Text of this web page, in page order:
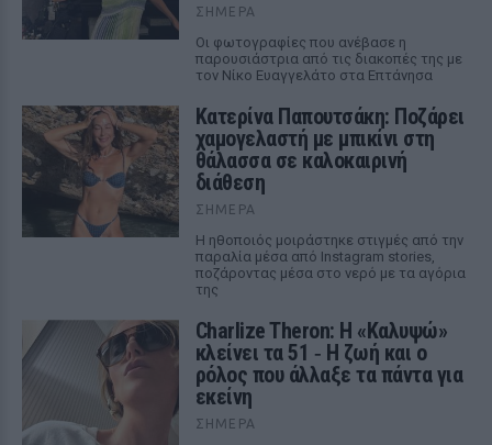
ΣΉΜΕΡΑ
Οι φωτογραφίες που ανέβασε η
παρουσιάστρια από τις διακοπές της με
τον Νίκο Ευαγγελάτο στα Επτάνησα
Κατερίνα Παπουτσάκη: Ποζάρει
χαμογελαστή με μπικίνι στη
θάλασσα σε καλοκαιρινή
διάθεση
ΣΉΜΕΡΑ
Η ηθοποιός μοιράστηκε στιγμές από την
παραλία μέσα από Instagram stories,
ποζάροντας μέσα στο νερό με τα αγόρια
της
Charlize Theron: Η «Καλυψώ»
κλείνει τα 51 ‑ H ζωή και ο
ρόλος που άλλαξε τα πάντα για
εκείνη
ΣΉΜΕΡΑ